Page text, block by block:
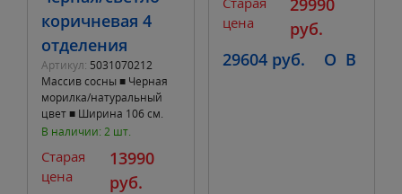
коричневая 4
отделения
Артикул: 5031070212
Массив сосны ■ Черная
морилка/натуральный
цвет ■ Ширина 106 см.
Глубина 22 см. Высота
обуви. В
В наличии: 2 шт.
Старая
цена
13990
руб.
цена
29990
руб.
29604 руб.
O B